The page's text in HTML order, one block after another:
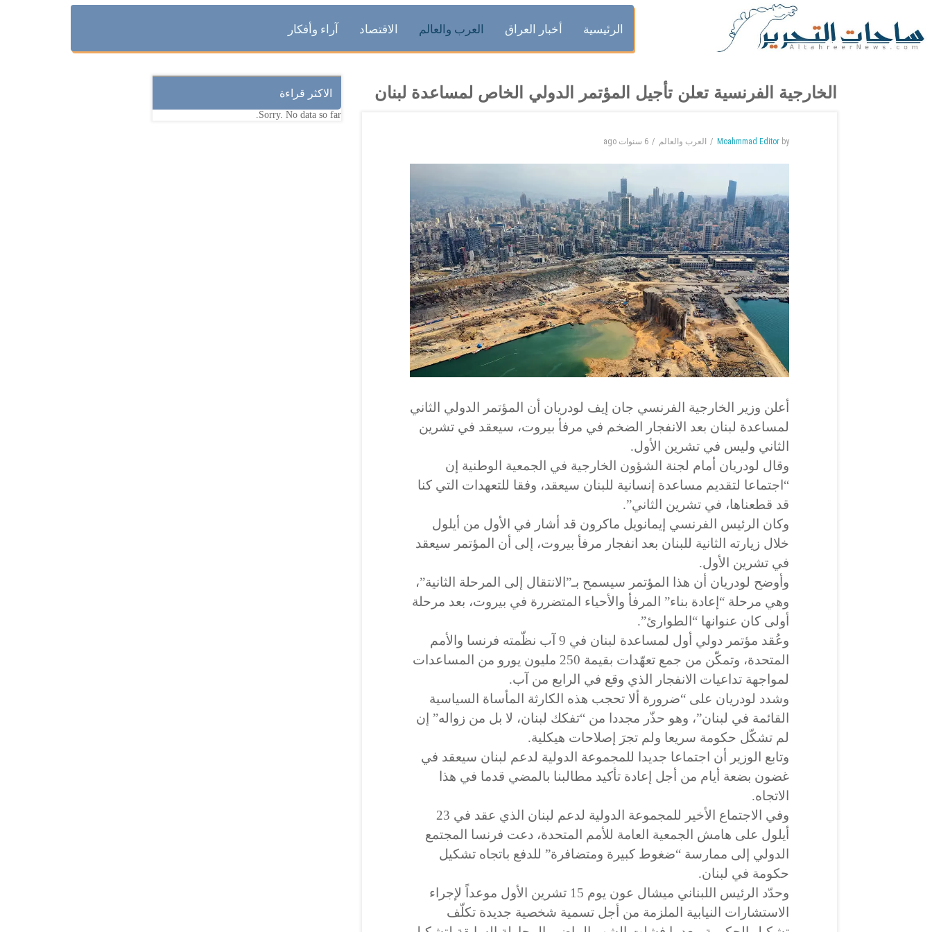
الرئيسية أخبار العراق العرب والعالم الاقتصاد آراء وأفكار
الخارجية الفرنسية تعلن تأجيل المؤتمر الدولي الخاص لمساعدة لبنان
by
Moahmmad Editor العرب والعالم 6 سنوات ago
أعلن وزير الخارجية الفرنسي جان إيف لودريان أن المؤتمر الدولي الثاني
لمساعدة لبنان بعد الانفجار الضخم في مرفأ بيروت، سيعقد في تشرين
الثاني وليس في تشرين الأول.
وقال لودريان أمام لجنة الشؤون الخارجية في الجمعية الوطنية إن
“اجتماعا لتقديم مساعدة إنسانية للبنان سيعقد، وفقا للتعهدات التي كنا
قد قطعناها، في تشرين الثاني”.
وكان الرئيس الفرنسي إيمانويل ماكرون قد أشار في الأول من أيلول
خلال زيارته الثانية للبنان بعد انفجار مرفأ بيروت، إلى أن المؤتمر سيعقد
في تشرين الأول.
وأوضح لودريان أن هذا المؤتمر سيسمح بـ”الانتقال إلى المرحلة الثانية”،
وهي مرحلة “إعادة بناء” المرفأ والأحياء المتضررة في بيروت، بعد مرحلة
أولى كان عنوانها “الطوارئ”.
وعُقد مؤتمر دولي أول لمساعدة لبنان في 9 آب نظّمته فرنسا والأمم
المتحدة، وتمكّن من جمع تعهّدات بقيمة 250 مليون يورو من المساعدات
لمواجهة تداعيات الانفجار الذي وقع في الرابع من آب.
وشدد لودريان على “ضرورة ألا تحجب هذه الكارثة المأساة السياسية
القائمة في لبنان”، وهو حذّر مجددا من “تفكك لبنان، لا بل من زواله” إن
لم تشكّل حكومة سريعا ولم تجرَ إصلاحات هيكلية.
وتابع الوزير أن اجتماعا جديدا للمجموعة الدولية لدعم لبنان سيعقد في
غضون بضعة أيام من أجل إعادة تأكيد مطالبنا بالمضي قدما في هذا
الاتجاه.
وفي الاجتماع الأخير للمجموعة الدولية لدعم لبنان الذي عقد في 23
أيلول على هامش الجمعية العامة للأمم المتحدة، دعت فرنسا المجتمع
الدولي إلى ممارسة “ضغوط كبيرة ومتضافرة” للدفع باتجاه تشكيل
حكومة في لبنان.
وحدّد الرئيس اللبناني ميشال عون يوم 15 تشرين الأول موعداً لإجراء
الاستشارات النيابية الملزمة من أجل تسمية شخصية جديدة تكلّف
الاكثر قراءة
Sorry. No data so far.